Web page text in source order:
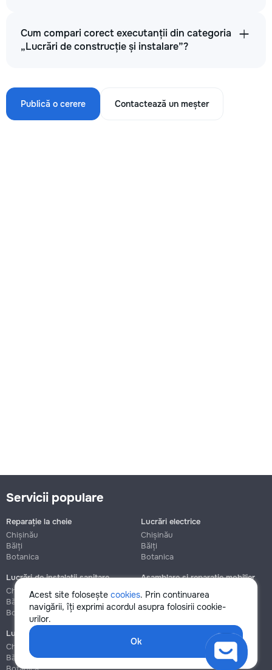
Cum compari corect executanții din categoria
„Lucrări de construcție și instalare”?
Publică o cerere Contactează un meșter
Acest site folosește cookies. Prin continuarea
navigării, îți exprimi acordul asupra folosirii cookie-
urilor.
Ok
Servicii populare
Reparație la cheie
Chișinău
Bălți
Botanica
Lucrări electrice
Chișinău
Bălți
Botanica
Lucrări de instalații sanitare
Chișinău
Bălți
Botanica
Asamblare și reparație mobilier
Chișinău
Botanica
Lucrări de construcție și instalare
Chișinău
Bălți